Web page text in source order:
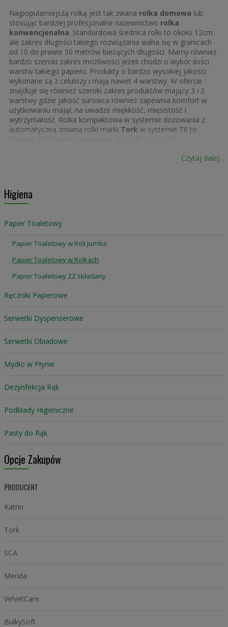
Najpopularniejszą rolką jest tak zwana rolka domowa lub
stosując bardziej profesjonalne nazewnictwo rolka
konwencjonalna. Standardowa średnica rolki to około 12cm
ale zakres długości takiego rozwiązania waha się w granicach
od 10 do prawie 50 metrów bieżących długości. Mamy również
bardzo szeroki zakres możliwości jeżeli chodzi o wybór ilości
warstw takiego papieru. Produkty o bardzo wysokiej jakości
wykonane są z celulozy i mają nawet 4 warstwy. W ofercie
znajduje się również szeroki zakres produktów mający 3 i 2
warstwy gdzie jakość surowca również zapewnia komfort w
użytkowaniu mając na uwadze miękkość, mięsistość i
wytrzymałość. Rolka kompaktowa w systemie dozowania z
automatyczną zmianą rolki marki Tork w systemie T6 to
wygląd i dotyk oraz doskonałą wydajność.
Czytaj dalej...
Higiena
Papier Toaletowy
Papier Toaletowy w Roli Jumbo
Papier Toaletowy w Rolkach
Papier Toaletowy ZZ składany
Ręczniki Papierowe
Serwetki Dyspenserowe
Serwetki Obiadowe
Mydło w Płynie
Dezynfekcja Rąk
Podkłady Higieniczne
Pasty do Rąk
Opcje Zakupów
PRODUCENT
Katrin
Tork
SCA
Merida
VelvetCare
BulkySoft